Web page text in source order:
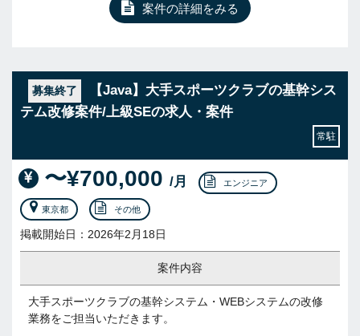
案件の詳細をみる
募集終了
【Java】大手スポーツクラブの基幹シス
テム改修案件/上級SEの求人・案件
常駐
〜¥700,000 /月 エンジニア
東京都 その他
掲載開始日：2026年2月18日
案件内容
大手スポーツクラブの基幹システム・WEBシステムの改修
業務をご担当いただきます。